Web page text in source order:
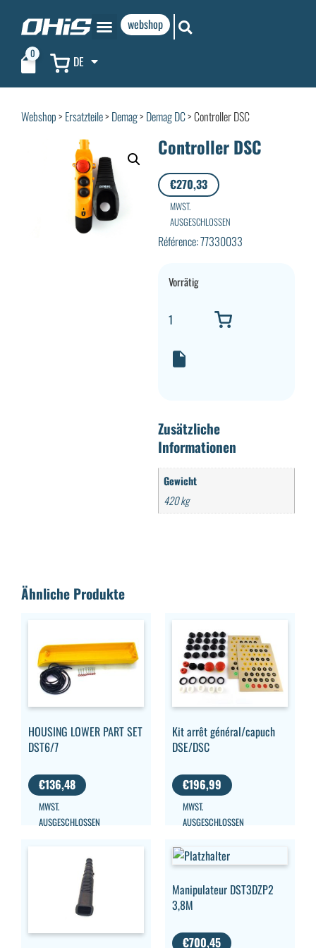
webshop
0 DE
Webshop> Ersatzteile> Demag> Demag DC> Controller DSC
Controller DSC
€270,33
MWST.
AUSGESCHLOSSEN
Référence: 77330033
Vorrätig
Zusätzliche
Informationen
Gewicht
420 kg
Ähnliche Produkte
HOUSING LOWER PART SET
DST6/7
€136,48
MWST.
AUSGESCHLOSSEN
Kit arrêt général/capuch
DSE/DSC
€196,99
MWST.
AUSGESCHLOSSEN
Manipulateur DST3DZP2
3,8M
€700,45